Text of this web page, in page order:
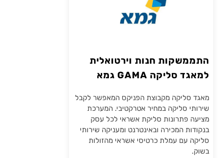
התממשקות חנות וירטואלית
למאגד סליקה GAMA גמא
מאגד סליקה מקבוצת הפניקס המאפשר לקבל
שירותי סליקה במחיר אטרקטיבי. המערכת
מציעה פתרונות סליקת אשראי לכל עסק
בנקודות המכירה ובאינטרנט ומעניקה שירותי
סליקה עם עמלת כרטיסי אשראי מהזולות
בשוק.